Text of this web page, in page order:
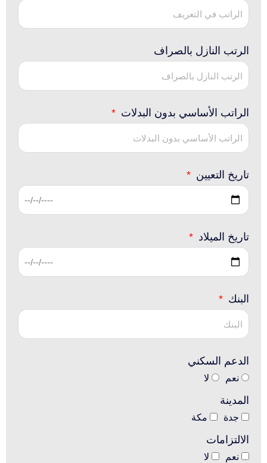
الرتب النازل بالصراف
الراتب الأساسي بدون البدلات
تاريخ التعيين
تاريخ الميلاد
البنك
الدعم السكني
نعم لا
المدينة
جدة مكة
الالتزامات
نعم لا